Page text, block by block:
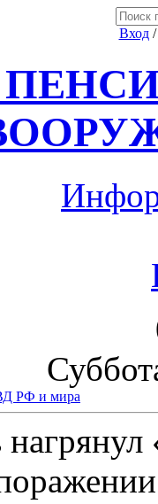
Вход
РФ и мира